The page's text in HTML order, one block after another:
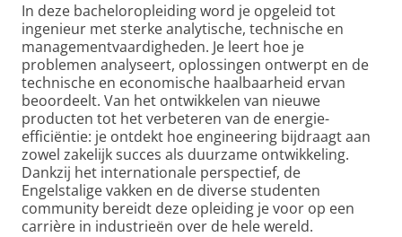
In deze bacheloropleiding word je opgeleid tot
ingenieur met sterke analytische, technische en
managementvaardigheden. Je leert hoe je
problemen analyseert, oplossingen ontwerpt en de
technische en economische haalbaarheid ervan
beoordeelt. Van het ontwikkelen van nieuwe
producten tot het verbeteren van de energie-
efficiëntie: je ontdekt hoe engineering bijdraagt aan
zowel zakelijk succes als duurzame ontwikkeling.
Dankzij het internationale perspectief, de
Engelstalige vakken en de diverse studenten
community bereidt deze opleiding je voor op een
carrière in industrieën over de hele wereld.